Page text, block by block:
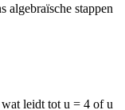
algebraïsche stappen
leidt tot u = 4 of u